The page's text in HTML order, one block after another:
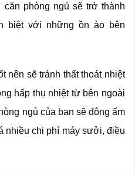
phòng ngủ sẽ trở thành
biệt với những ồn ào bên
nên sẽ tránh thất thoát nhiệt
hấp thụ nhiệt từ bên ngoài
ngủ của bạn sẽ đông ấm
nhiều chi phí máy sưởi, điều